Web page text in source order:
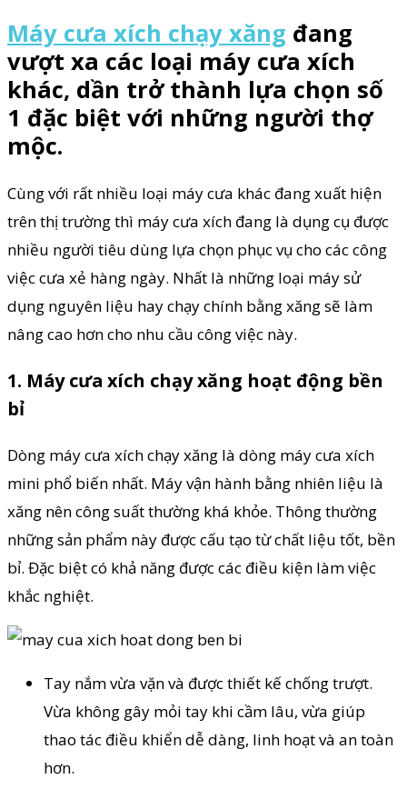
Máy cưa xích chạy xăng đang
vượt xa các loại máy cưa xích
khác, dần trở thành lựa chọn số
1 đặc biệt với những người thợ
mộc.
Cùng với rất nhiều loại máy cưa khác đang xuất hiện
trên thị trường thì máy cưa xích đang là dụng cụ được
nhiều người tiêu dùng lựa chọn phục vụ cho các công
việc cưa xẻ hàng ngày. Nhất là những loại máy sử
dụng nguyên liệu hay chạy chính bằng xăng sẽ làm
nâng cao hơn cho nhu cầu công việc này.
1. Máy cưa xích chạy xăng hoạt động bền
bỉ
Dòng máy cưa xích chạy xăng là dòng máy cưa xích
mini phổ biến nhất. Máy vận hành bằng nhiên liệu là
xăng nên công suất thường khá khỏe. Thông thường
những sản phẩm này được cấu tạo từ chất liệu tốt, bền
bỉ. Đặc biệt có khả năng được các điều kiện làm việc
khắc nghiệt.
Tay nắm vừa vặn và được thiết kế chống trượt.
Vừa không gây mỏi tay khi cầm lâu, vừa giúp
thao tác điều khiển dễ dàng, linh hoạt và an toàn
hơn.